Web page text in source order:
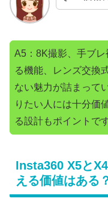
A5：8K撮影、手ブレ
る機能、レンズ交換
ない魅力が詰まって
りたい人には十分価
る設計もポイントです
Insta360 X5と
える価値はある